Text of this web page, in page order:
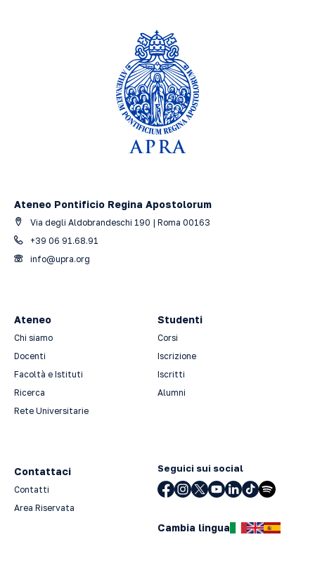
Ateneo Pontificio Regina Apostolorum
Via degli Aldobrandeschi 190 | Roma 00163
+39 06 91.68.91
info@upra.org
Ateneo
Chi siamo
Docenti
Facoltà e Istituti
Ricerca
Rete Universitarie
Studenti
Corsi
Iscrizione
Iscritti
Alumni
Contattaci
Contatti
Area Riservata
Seguici sui social
Cambia lingua